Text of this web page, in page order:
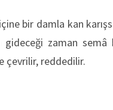
bir damla kan
gideceği zaman
çevrilir, reddedilir.